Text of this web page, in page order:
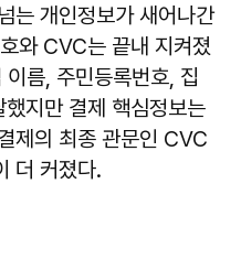
는 개인정보가 새어나간
와 CVC는 끝내 지켜졌
름, 주민등록번호, 집
지만 결제 핵심정보는
제의 최종 관문인 CVC
더 커졌다.